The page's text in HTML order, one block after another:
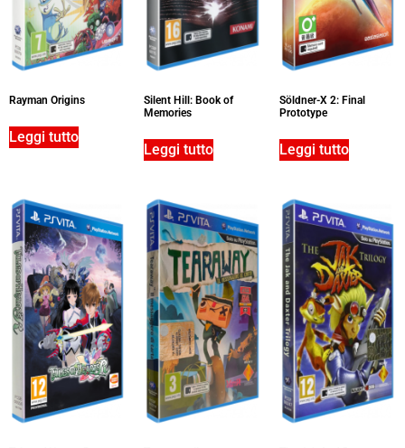
Rayman Origins
Leggi tutto
Silent Hill: Book of
Memories
Leggi tutto
Söldner-X 2: Final
Prototype
Leggi tutto